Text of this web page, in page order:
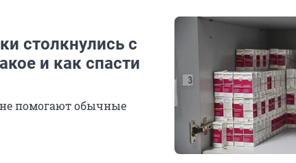
столкнулись с
и как спасти
помогают обычные